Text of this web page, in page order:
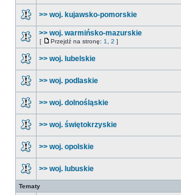
>> woj. kujawsko-pomorskie
>> woj. warmińsko-mazurskie
[ Przejdź na stronę: 1 2 ]
>> woj. lubelskie
>> woj. podlaskie
>> woj. dolnośląskie
>> woj. świętokrzyskie
>> woj. opolskie
>> woj. lubuskie
Tematy